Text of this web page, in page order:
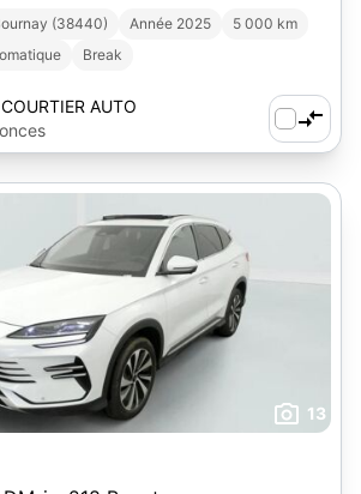
(38440) Année 2025
5 000 km
Break
AUTO
13